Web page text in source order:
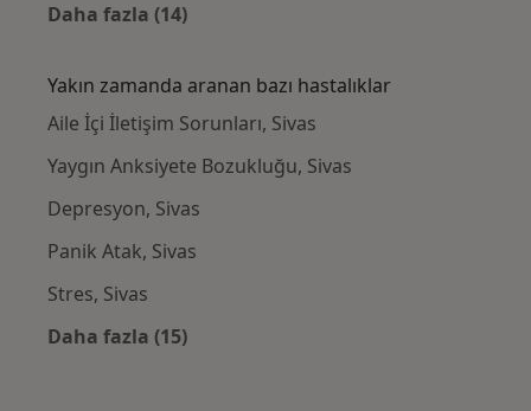
Daha fazla (14)
Yakın zamanda aranan bazı hastalıklar
Aile İçi İletişim Sorunları, Sivas
Yaygın Anksiyete Bozukluğu, Sivas
Depresyon, Sivas
Panik Atak, Sivas
Stres, Sivas
Daha fazla (15)